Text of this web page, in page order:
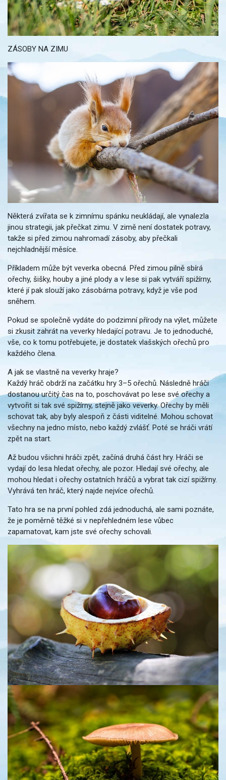
ZÁSOBY NA ZIMU
Některá zvířata se k zimnímu spánku neukládají, ale vynalezla
jinou strategii, jak přečkat zimu. V zimě není dostatek potravy,
takže si před zimou nahromadí zásoby, aby přečkali
nejchladnější měsíce.
Příkladem může být veverka obecná. Před zimou pilně sbírá
ořechy, šišky, houby a jiné plody a v lese si pak vytváří spižírny,
které jí pak slouží jako zásobárna potravy, když je vše pod
sněhem.
Pokud se společně vydáte do podzimní přírody na výlet, můžete
si zkusit zahrát na veverky hledající potravu. Je to jednoduché,
vše, co k tomu potřebujete, je dostatek vlašských ořechů pro
každého člena.
A jak se vlastně na veverky hraje?
Každý hráč obdrží na začátku hry 3–5 ořechů. Následně hráči
dostanou určitý čas na to, poschovávat po lese své ořechy a
vytvořit si tak své spižírny, stejně jako veverky. Ořechy by měli
schovat tak, aby byly alespoň z části viditelné. Mohou schovat
všechny na jedno místo, nebo každý zvlášť. Poté se hráči vrátí
zpět na start.
Až budou všichni hráči zpět, začíná druhá část hry. Hráči se
vydají do lesa hledat ořechy, ale pozor. Hledají své ořechy, ale
mohou hledat i ořechy ostatních hráčů a vybrat tak cizí spižírny.
Vyhrává ten hráč, který najde nejvíce ořechů.
Tato hra se na první pohled zdá jednoduchá, ale sami poznáte,
že je poměrně těžké si v nepřehledném lese vůbec
zapamatovat, kam jste své ořechy schovali.